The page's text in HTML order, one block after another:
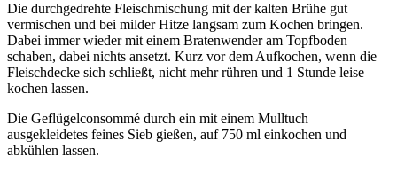
Die durchgedrehte Fleischmischung mit der kalten Brühe gut
vermischen und bei milder Hitze langsam zum Kochen bringen.
Dabei immer wieder mit einem Bratenwender am Topfboden
schaben, dabei nichts ansetzt. Kurz vor dem Aufkochen, wenn die
Fleischdecke sich schließt, nicht mehr rühren und 1 Stunde leise
kochen lassen.
Die Geflügelconsommé durch ein mit einem Mulltuch
ausgekleidetes feines Sieb gießen, auf 750 ml einkochen und
abkühlen lassen.